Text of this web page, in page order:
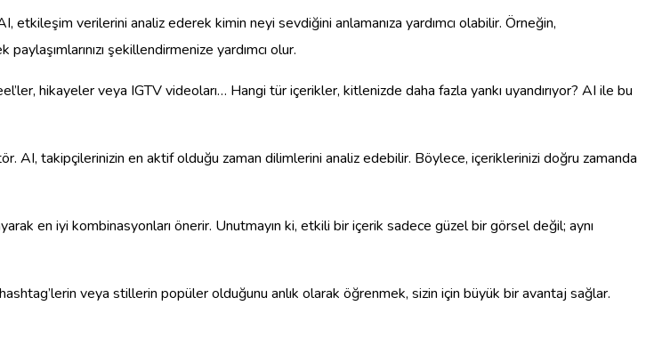
verilerini analiz ederek kimin neyi sevdiğini anlamanıza yardımcı olabilir. Örneğin,
şekillendirmenize yardımcı olur.
hikayeler veya IGTV videoları… Hangi tür içerikler, kitlenizde daha fazla yankı uyandırıyor? AI ile bu
AI, takipçilerinizin en aktif olduğu zaman dilimlerini analiz edebilir. Böylece, içeriklerinizi doğru zamanda
en iyi kombinasyonları önerir. Unutmayın ki, etkili bir içerik sadece güzel bir görsel değil; aynı
veya stillerin popüler olduğunu anlık olarak öğrenmek, sizin için büyük bir avantaj sağlar.